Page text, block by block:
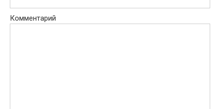
Комментарий